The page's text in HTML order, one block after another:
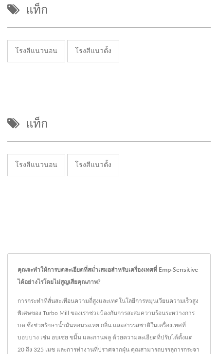
แท็ก
โรงสีแนวนอน โรงสีแนวตั้ง
แท็ก
โรงสีแนวนอน โรงสีแนวตั้ง
คุณจะทำให้การบดละเอียดที่สม่ำเสมอสำหรับเครื่องเทศที่ Emp-Sensitive
ได้อย่างไรโดยไม่สูญเสียคุณภาพ?
การกระทำที่สั่นสะเทือนความถี่สูงและเทคโนโลยีการหมุนเวียนความเร็วสูง
พิเศษของ Turbo Mill ของเราช่วยป้องกันการสะสมความร้อนระหว่างการ
บด ซึ่งช่วยรักษาน้ำมันหอมระเหย กลิ่น และสารรสชาติในเครื่องเทศที่
บอบบาง เช่น อบเชย ขมิ้น และกานพลู ด้วยความละเอียดที่ปรับได้ตั้งแต่
20 ถึง 325 เมช และการทำงานที่ปราศจากฝุ่น คุณสามารถบรรลุการกระจา